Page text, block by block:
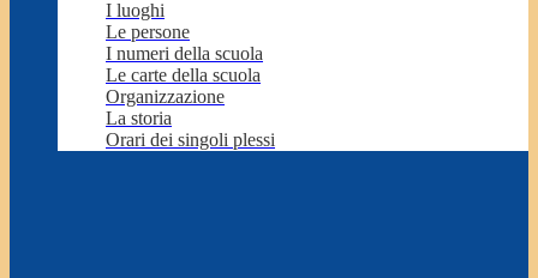
I luoghi
Le persone
I numeri della scuola
Le carte della scuola
Organizzazione
La storia
Orari dei singoli plessi